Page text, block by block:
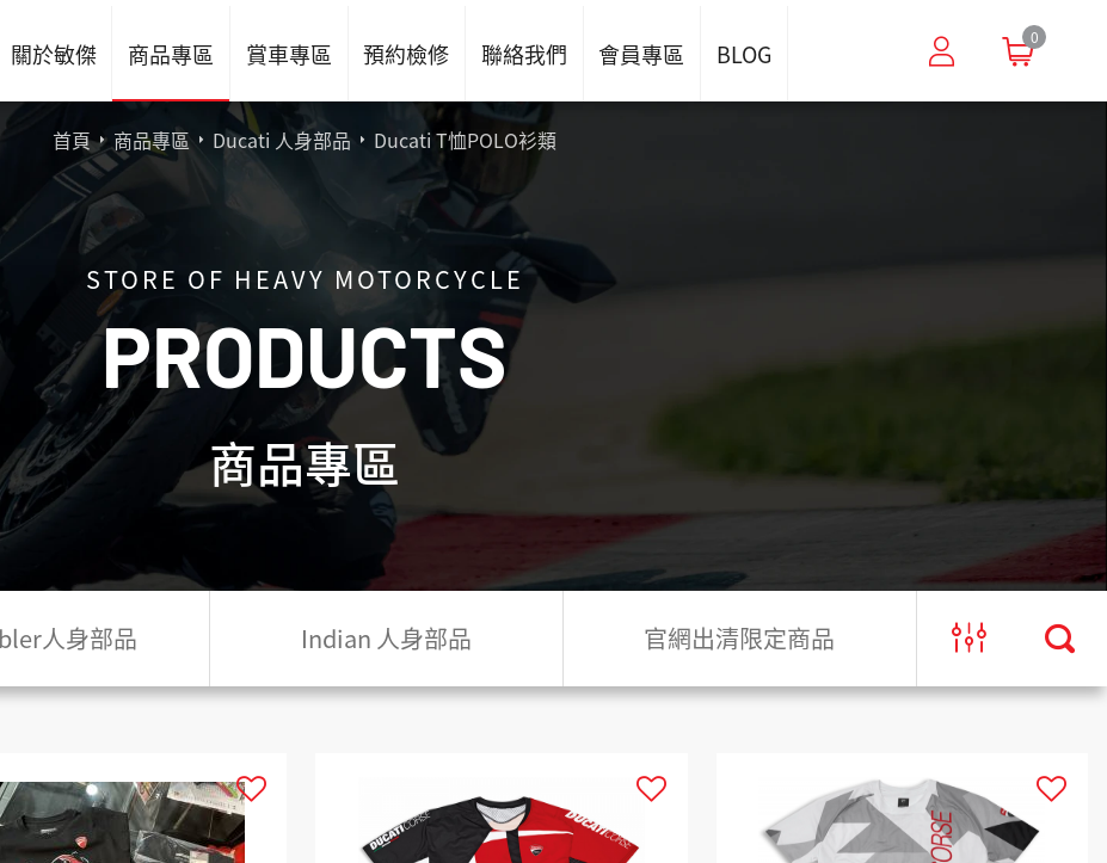
關於敏傑 商品專區 賞車專區 預約檢修 聯絡我們 會員專區 BLOG
0
STORE OF HEAVY MOTORCYCLE
PRODUCTS
商品專區
首頁 商品專區 Ducati 人身部品 Ducati T恤POLO衫類
人身部品 Indian 人身部品 官網出清限定商品